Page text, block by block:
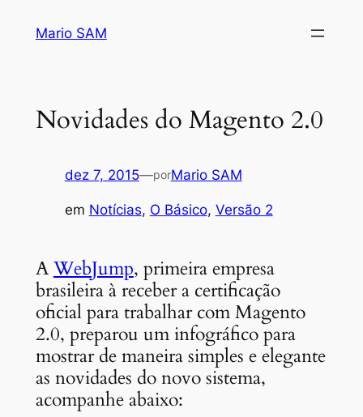
Mario SAM
Novidades do Magento 2.0
dez 7, 2015—porMario SAM
em Notícias, O Básico, Versão 2
AWebJump, primeira empresa
brasileira à receber a certificação
oficial para trabalhar com Magento
2.0, preparou um infográfico para
mostrar de maneira simples e elegante
as novidades do novo sistema,
acompanhe abaixo: